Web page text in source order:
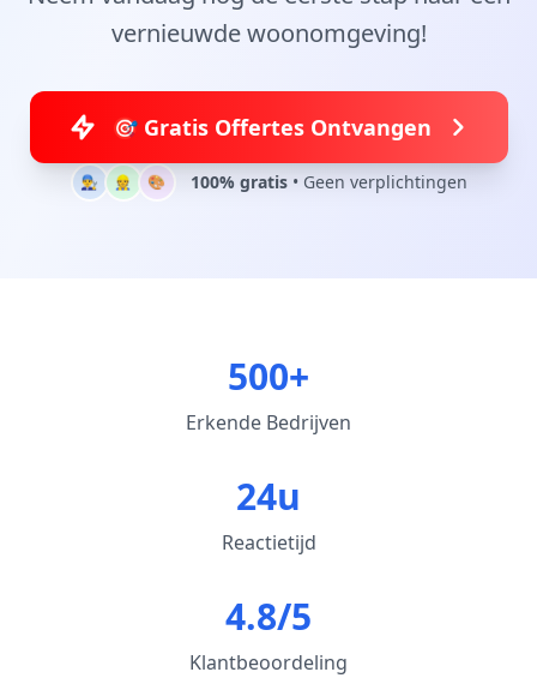
vernieuwde woonomgeving!
🎯 Gratis Offertes Ontvangen
👨‍🔧 👷 🎨 100% gratis• Geen verplichtingen
500+
Erkende Bedrijven
24u
Reactietijd
4.8/5
Klantbeoordeling